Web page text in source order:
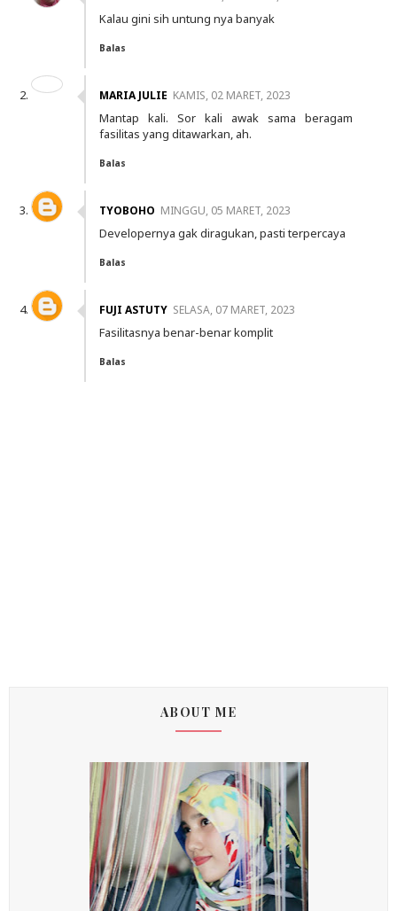
Kalau gini sih untung nya banyak
Balas
MARIA JULIE KAMIS, 02 MARET, 2023
Mantap kali. Sor kali awak sama beragam
fasilitas yang ditawarkan, ah.
Balas
TYOBOHO MINGGU, 05 MARET, 2023
Developernya gak diragukan, pasti terpercaya
Balas
FUJI ASTUTY SELASA, 07 MARET, 2023
Fasilitasnya benar-benar komplit
Balas
ABOUT ME